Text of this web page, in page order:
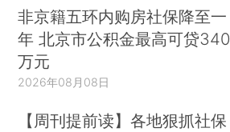
非京籍五环内购房社保降至一
年 北京市公积金最高可贷340
万元
2026年08月08日
【周刊提前读】各地狠抓社保